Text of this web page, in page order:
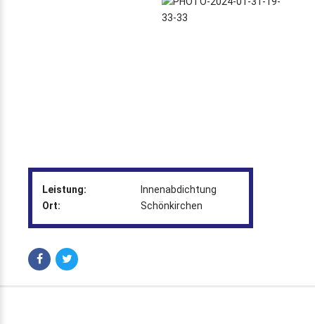
Leistung:
Innenabdichtung
Ort:
Schönkirchen